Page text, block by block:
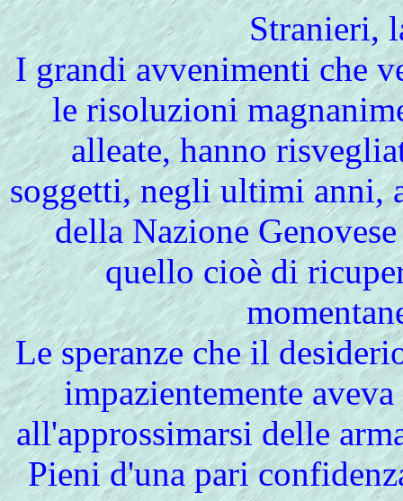
Stranieri,
I grandi avvenimenti che
le risoluzioni
alleate, hanno
soggetti, negli ultimi anni,
della Nazione
quello cioè di
Le speranze che il
impazientemente
all'approssimarsi delle
Pieni d'una pari